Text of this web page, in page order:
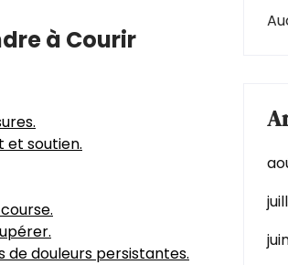
à Courir
et soutien.
de douleurs persistantes.